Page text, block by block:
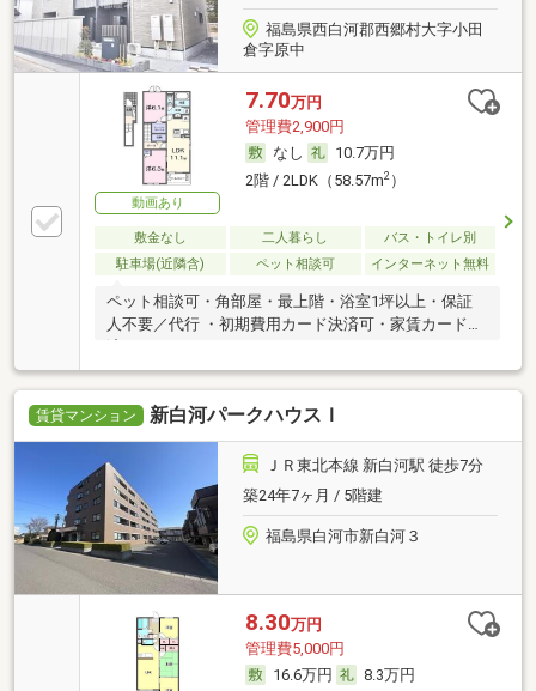
福島県西白河郡西郷村大字小田
倉字原中
動画あり
7.70万円
管理費2,900円
なし
10.7万円
2階 / 2LDK（58.57m2）
敷金なし 二人暮らし
バス・トイレ別
駐車場(近隣含)
ペット相談可 インターネット無料
ペット相談可・角部屋・最上階・浴室1坪以上・保証
人不要／代行 ・初期費用カード決済可・家賃カード決
賃貸マンション 新白河パークハウスＩ
ＪＲ東北本線 新白河駅 徒歩7分
築24年7ヶ月 / 5階建
福島県白河市新白河３
8.30万円
管理費5,000円
16.6万円
8.3万円